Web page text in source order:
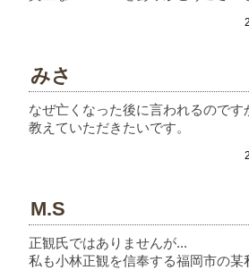
みさ
なぜ亡くなった後に言われるのです
教えていただきたいです。
M.S
正観氏ではありませんが...
私も小林正観を信奉する福岡市の某